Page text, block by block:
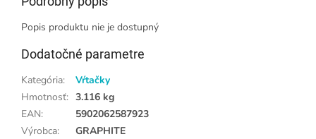
Popis produktu nie je dostupný
Dodatočné parametre
Kategória:
Vŕtačky
Hmotnosť: 3.116 kg
EAN:
5902062587923
Výrobca: GRAPHITE